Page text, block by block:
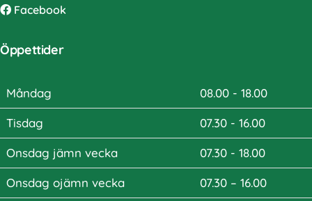
Facebook
Öppettider
Måndag 08.00 - 18.00
Tisdag 07.30 - 16.00
Onsdag jämn vecka 07.30 - 18.00
Onsdag ojämn vecka 07.30 – 16.00